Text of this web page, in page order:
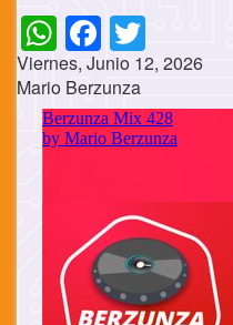
WhatsApp
Facebook
Viernes, Junio 12, 2026
Mario Berzunza
Cuerpo